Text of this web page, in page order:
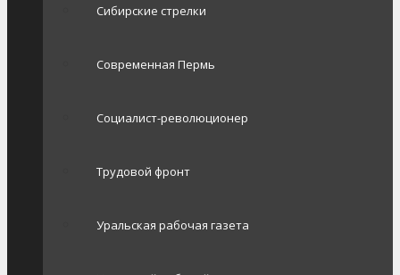
Сибирские стрелки
Современная Пермь
Социалист-революционер
Трудовой фронт
Уральская рабочая газета